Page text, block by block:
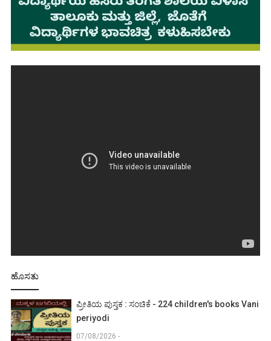
ಹೊಸತು
ಪ್ರೀತಿಯ ಪುಸ್ತಕ : ಸಂಚಿಕೆ - 224 children's books Vani
periyodi
07/08/2026 -